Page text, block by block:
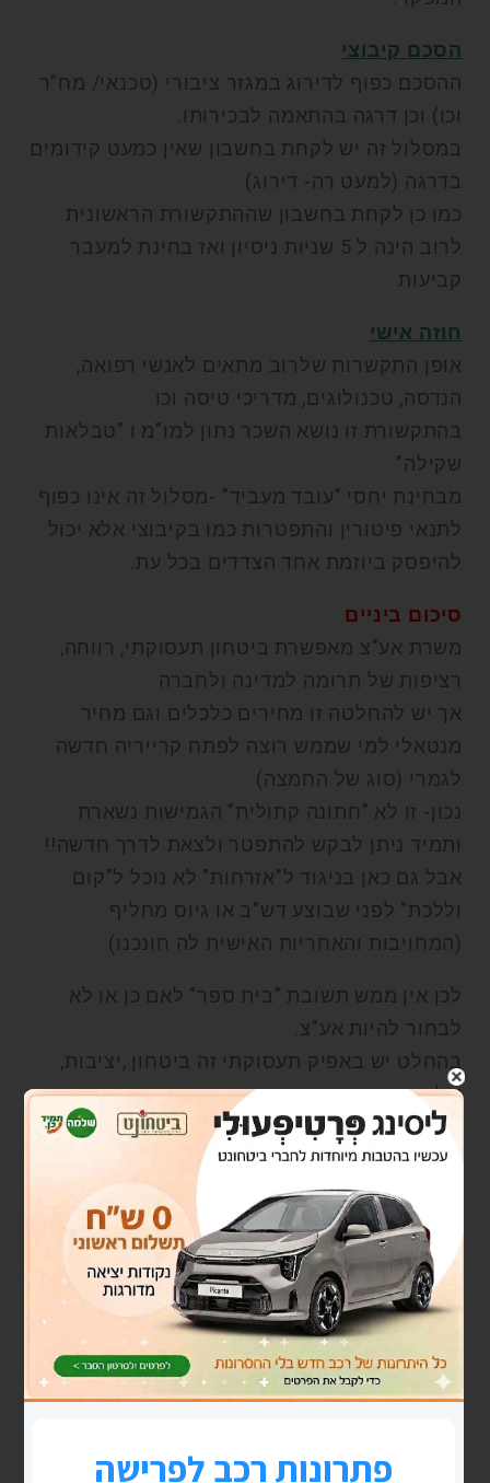
הסכם קיבוצי
ההסכם כפוף לדירוג במגזר ציבורי (טכנאי/ מח"ר
וכו) וכן דרגה בהתאמה לבכירותו.
במסלול זה יש לקחת בחשבון שאין כמעט קידומים
בדרגה (למעט רה- דירוג)
כמו כן לקחת בחשבון שההתקשורת הראשונית
לרוב הינה ל 5 שניות ניסיון ואז בחינת למעבר
קביעות
חוזה אישי
אופן התקשרות שלרוב מתאים לאנשי רפואה,
הנדסה, טכנולוגים, מדריכי טיסה וכו
בהתקשורת זו נושא השכר נתון למו"מ ו "טבלאות
שקילה"
מבחינת יחסי "עובד מעביד" -מסלול זה אינו כפוף
לתנאי פיטורין והתפטרות כמו בקיבוצי אלא יכול
להיפסק ביוזמת אחד הצדדים בכל עת.
סיכום ביניים
משרת אע"צ מאפשרת ביטחון תעסוקתי, רווחה,
רציפות של תרומה למדינה ולחברה.
אך יש להחלטה זו מחירים כלכלים וגם מחיר
מנטאלי למי שממש רוצה לפתח קרייריה חדשה
לגמרי (סוג של החמצה)
נכון- זו לא "חתונה קתולית" הגמישות נשארת
ותמיד ניתן לבקש להתפטר ולצאת לדרך חדשה!!
אבל גם כאן בניגוד ל"אזרחות" לא נוכל ל"קום
וללכת" לפני שבוצע דש"ב או גיוס מחליף
(המחויבות והאחריות האישית לה חונכנו)
לכן אין ממש תשובת "בית ספר" לאם כן או לא
לבחור להיות אע"צ.
בהחלט יש באפיק תעסוקתי זה ביטחון ,יציבות,
שליחות, נחיצות ומשמעות.
הנתונים תומכי החלטה שלך הינם מצב הכלכלי,
מצב משפחתי, גיל הפרישה, תעסוקה חלופית
באזור מגוריך ובחלומות האישיים והמקצועיים
שתרצ/י להגשים.
בברכת "פרגן, תרוויח"